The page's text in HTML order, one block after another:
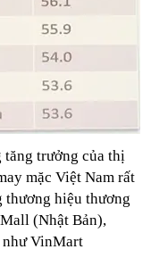
tăng trưởng của thị
mặc Việt Nam rất
hiệu thương
(Nhật Bản),
như VinMart